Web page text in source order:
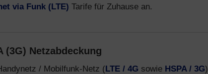
via Funk (LTE) Tarife für Zuhause an.
(3G) Netzabdeckung
/ Mobilfunk-Netz (LTE / 4G sowie HSPA / 3G